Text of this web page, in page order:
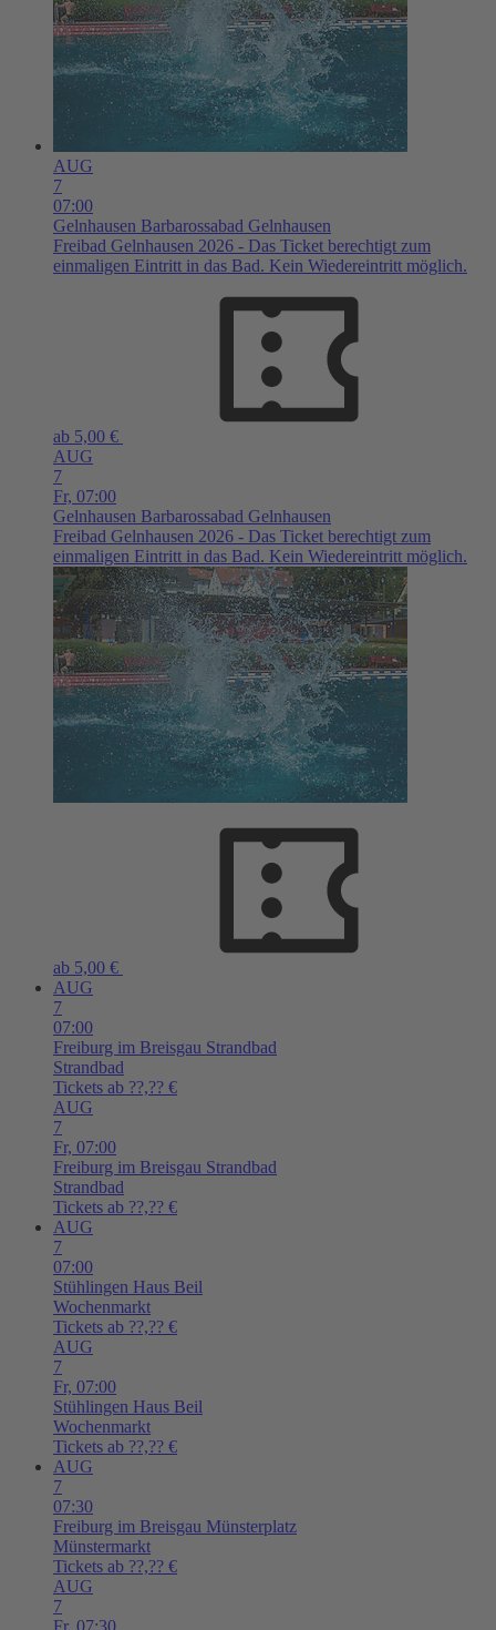
AUG
7
07:00
Gelnhausen Barbarossabad Gelnhausen
Freibad Gelnhausen 2026 - Das Ticket berechtigt zum
einmaligen Eintritt in das Bad. Kein Wiedereintritt möglich.
ab 5,00 €
AUG
7
Fr, 07:00
Gelnhausen Barbarossabad Gelnhausen
Freibad Gelnhausen 2026 - Das Ticket berechtigt zum
einmaligen Eintritt in das Bad. Kein Wiedereintritt möglich.
ab 5,00 €
AUG
7
07:00
Freiburg im Breisgau Strandbad
Strandbad
Tickets ab ??,?? €
AUG
7
Fr, 07:00
Freiburg im Breisgau Strandbad
Strandbad
Tickets ab ??,?? €
AUG
7
07:00
Stühlingen Haus Beil
Wochenmarkt
Tickets ab ??,?? €
AUG
7
Fr, 07:00
Stühlingen Haus Beil
Wochenmarkt
Tickets ab ??,?? €
AUG
7
07:30
Freiburg im Breisgau Münsterplatz
Münstermarkt
Tickets ab ??,?? €
AUG
7
Fr, 07:30